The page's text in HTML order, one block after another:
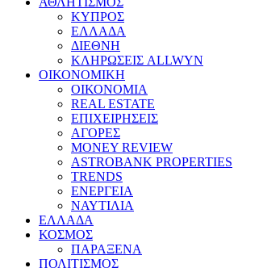
ΚΥΠΡΟΣ
ΕΛΛΑΔΑ
ΔΙΕΘΝΗ
ΚΛΗΡΩΣΕΙΣ ALLWYN
ΟΙΚΟΝΟΜΙΚΗ
ΟΙΚΟΝΟΜΙΑ
REAL ESTATE
ΕΠΙΧΕΙΡΗΣΕΙΣ
ΑΓΟΡΕΣ
MONEY REVIEW
ASTROBANK PROPERTIES
TRENDS
ΕΝΕΡΓΕΙΑ
ΝΑΥΤΙΛΙΑ
ΕΛΛΑΔΑ
ΚΟΣΜΟΣ
ΠΑΡΑΞΕΝΑ
ΠΟΛΙΤΙΣΜΟΣ